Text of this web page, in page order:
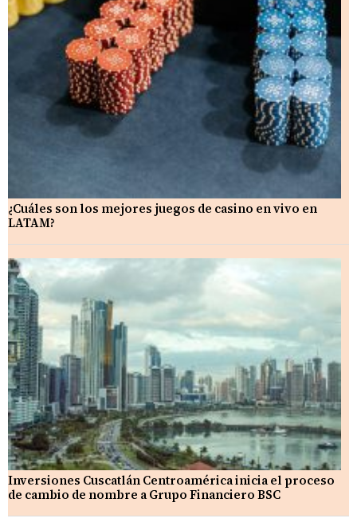
¿Cuáles son los mejores juegos de casino en vivo en
LATAM?
Inversiones Cuscatlán Centroamérica inicia el proceso
de cambio de nombre a Grupo Financiero BSC